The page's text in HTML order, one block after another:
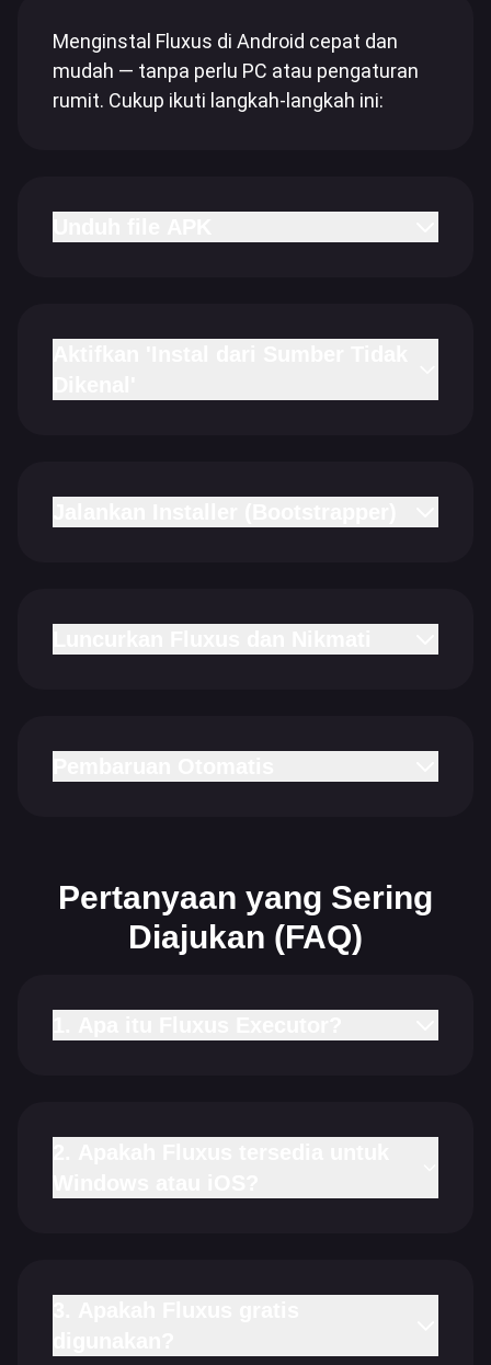
Menginstal Fluxus di Android cepat dan
mudah — tanpa perlu PC atau pengaturan
rumit. Cukup ikuti langkah-langkah ini:
Pertanyaan yang Sering
Diajukan (FAQ)